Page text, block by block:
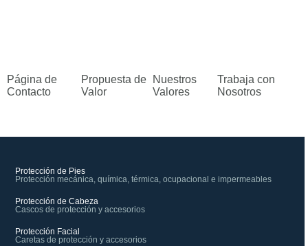
Página de
Contacto
Propuesta de
Valor
Nuestros
Valores
Trabaja con
Nosotros
Protección de Pies
Protección mecánica, química, térmica, ocupacional e impermeables
Protección de Cabeza
Cascos de protección y accesorios
Protección Facial
Caretas de protección y accesorios